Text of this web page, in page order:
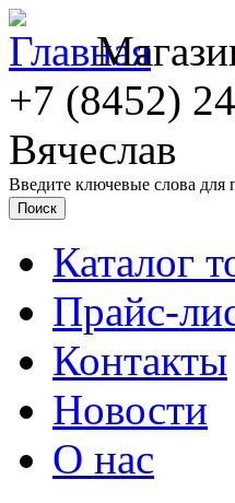
+7 (8452)
Вячеслав
Введите ключевые слова для
Каталог
Прайс-
Контакты
Новости
О нас